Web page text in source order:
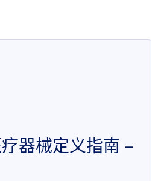
器械定义指南 –